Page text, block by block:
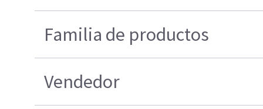
Familia de productos
Vendedor